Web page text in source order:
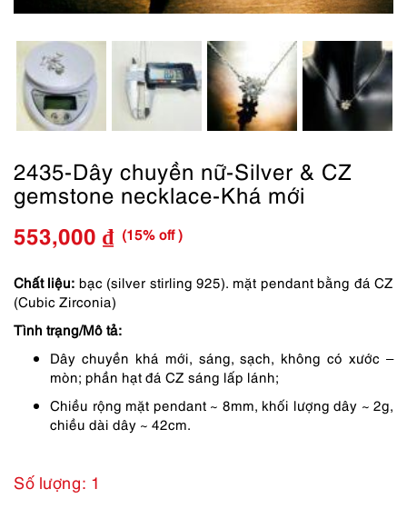
2435-Dây chuyền nữ-Silver & CZ
gemstone necklace-Khá mới
Giá
gốc
là:
553,000 ₫
Giá
hiện
tại
553,000 ₫.
(15% off )
Chất liệu: bạc (silver stirling 925). mặt pendant bằng đá CZ
(Cubic Zirconia)
Tình trạng/Mô tả:
Dây chuyền khá mới, sáng, sạch, không có xước –
mòn; phần hạt đá CZ sáng lấp lánh;
Chiều rộng mặt pendant ~ 8mm, khối lượng dây ~ 2g,
chiều dài dây ~ 42cm.
Số lượng: 1